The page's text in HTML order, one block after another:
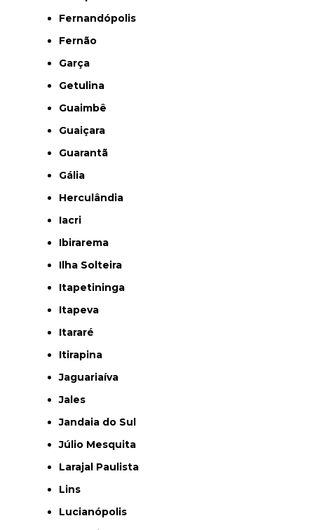
Fernandópolis
Fernão
Garça
Getulina
Guaimbê
Guaiçara
Guarantã
Gália
Herculândia
Iacri
Ibirarema
Ilha Solteira
Itapetininga
Itapeva
Itararé
Itirapina
Jaguariaíva
Jales
Jandaia do Sul
Júlio Mesquita
Larajal Paulista
Lins
Lucianópolis